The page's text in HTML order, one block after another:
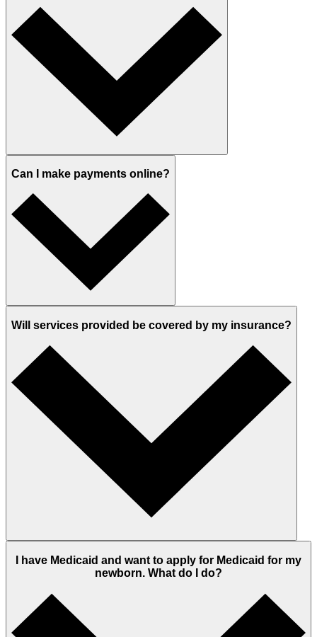
Can I make payments online?
Will services provided be covered by my insurance?
I have Medicaid and want to apply for Medicaid for my
newborn. What do I do?